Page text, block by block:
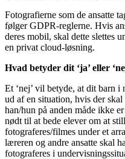
Fotografierne som de ansatte
følger GDPR-reglerne. Hvis
deres mobil, skal dette slettes
en privat cloud-løsning.
Hvad betyder dit ‘ja’ eller
Et ‘nej’ vil betyde, at dit barn
ud af en situation, hvis der
han/hun på anden måde ikke
nødt til at bede elever om at
fotograferes/filmes under et
læreren og andre ansatte skal
fotograferes i